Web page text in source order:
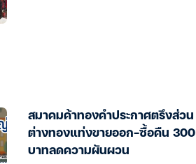
สมาคมค้าทองคำประกาศตรึงส่วน
ต่างทองแท่งขายออก-ซื้อคืน 300
บาทลดความผันผวน